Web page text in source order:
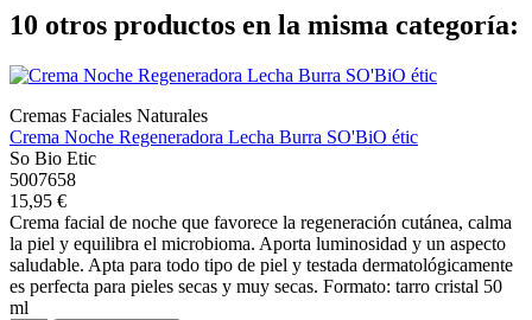
10 otros productos en la misma categoría:
Cremas Faciales Naturales
Crema Noche Regeneradora Lecha Burra SO'BiO étic
So Bio Etic
5007658
15,95 €
Crema facial de noche que favorece la regeneración cutánea, calma
la piel y equilibra el microbioma. Aporta luminosidad y un aspecto
saludable. Apta para todo tipo de piel y testada dermatológicamente
es perfecta para pieles secas y muy secas. Formato: tarro cristal 50
ml